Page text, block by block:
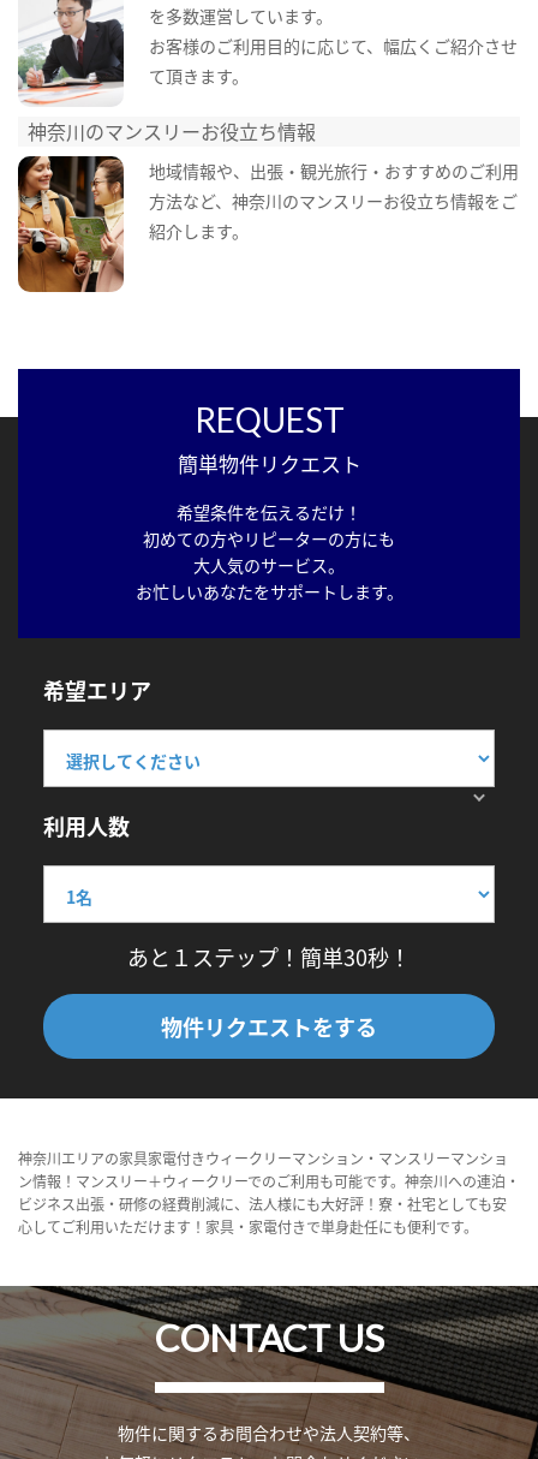
を多数運営しています。
お客様のご利用目的に応じて、幅広くご紹介させ
て頂きます。
神奈川のマンスリーお役立ち情報
地域情報や、出張・観光旅行・おすすめのご利用
方法など、神奈川のマンスリーお役立ち情報をご
紹介します。
REQUEST
簡単物件リクエスト
希望条件を伝えるだけ！
初めての方やリピーターの方にも
大人気のサービス。
お忙しいあなたをサポートします。
希望エリア
利用人数
あと１ステップ！簡単30秒！
物件リクエストをする
神奈川エリアの家具家電付きウィークリーマンション・マンスリーマンショ
ン情報！マンスリー＋ウィークリーでのご利用も可能です。神奈川への連泊・
ビジネス出張・研修の経費削減に、法人様にも大好評！寮・社宅としても安
心してご利用いただけます！家具・家電付きで単身赴任にも便利です。
CONTACT US
物件に関するお問合わせや法人契約等、